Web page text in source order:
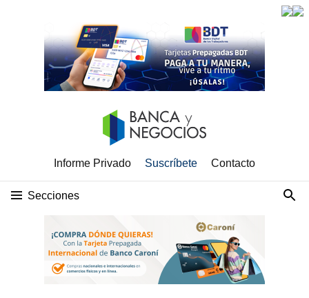
Informe Privado Suscríbete Contacto
Secciones